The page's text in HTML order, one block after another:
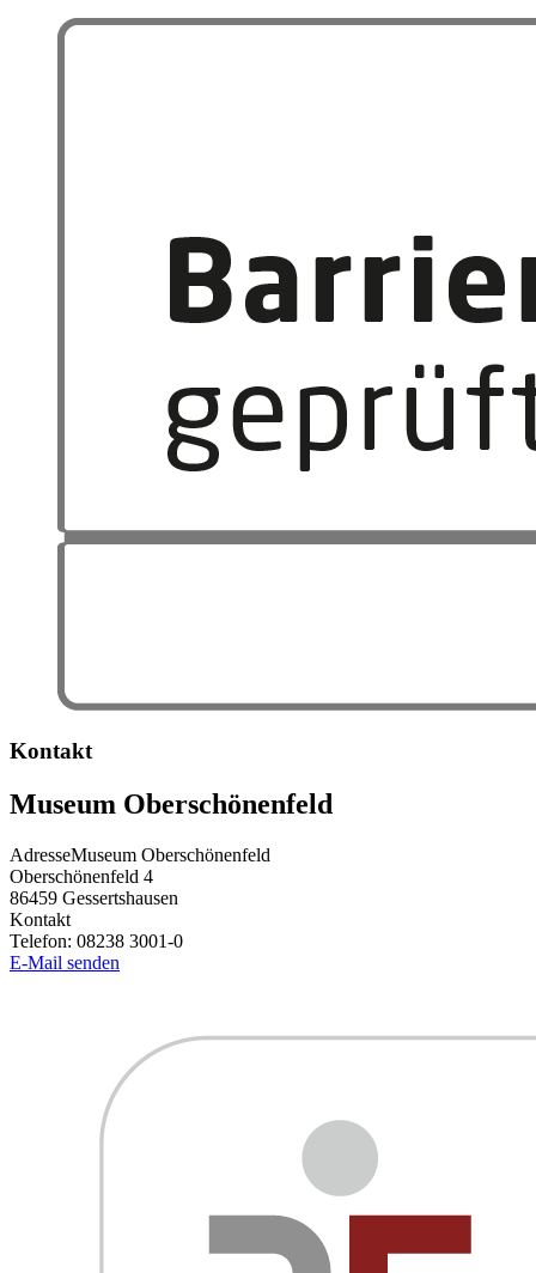
Kontakt
Museum Oberschönenfeld
AdresseMuseum Oberschönenfeld
Oberschönenfeld 4
86459 Gessertshausen
Kontakt
Telefon: 08238 3001-0
E-Mail senden